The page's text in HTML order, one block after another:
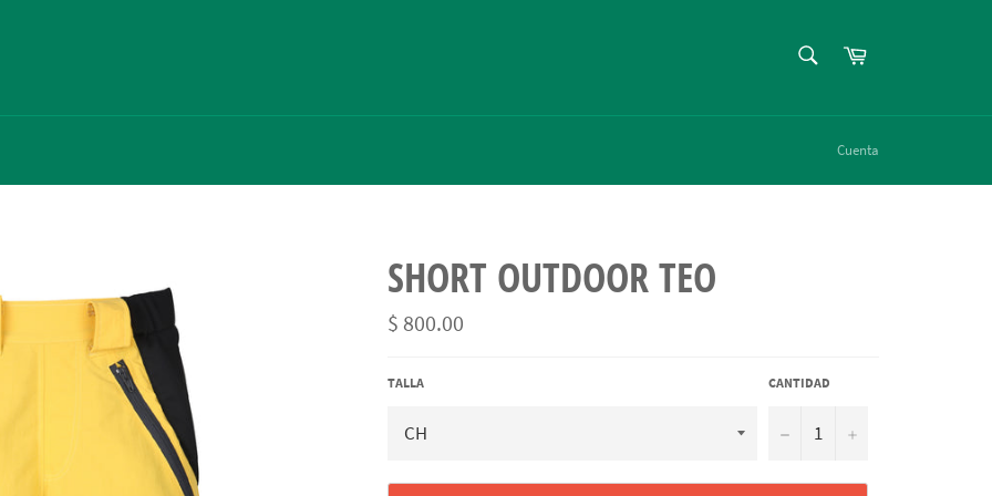
Carrito
Cuenta
SHORT OUTDOOR TEO
Precio
habitual
$ 800.00
TALLA CANTIDAD
− +